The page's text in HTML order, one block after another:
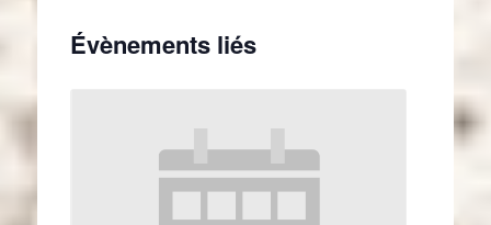
Évènements liés